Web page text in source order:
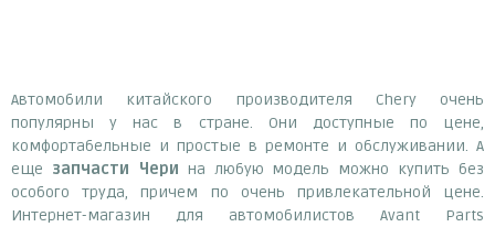
Автомобили китайского производителя Chery очень
популярны у нас в стране. Они доступные по цене,
комфортабельные и простые в ремонте и обслуживании. А
еще запчасти Ч ери на любую модель можно купить без
особого труда, причем по очень привлекательной цене.
Интернет-магазин для автомобилистов Avant Parts